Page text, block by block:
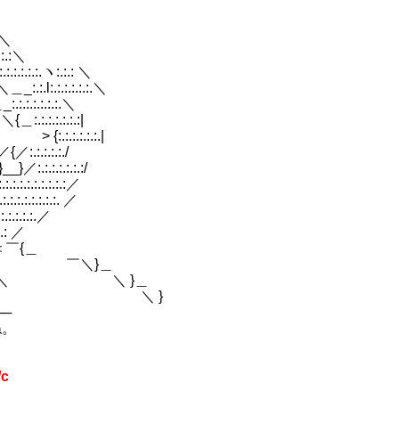
ヽ:.:.: ＼
＼
＼
{:.:.:.:.:.:.|
:.:.:.:.:./
／
／
／
}＿
＼ }＿
| ＼ }